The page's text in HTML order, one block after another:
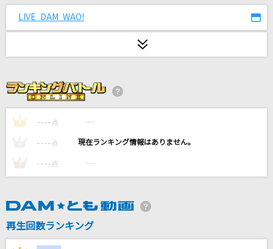
BRB
Butter-Fly
[生音]あふれる涙が伝うとき
津吹みゆ
きゃりーぱみゅぱみゅ
レミオロメン
[生音]ちりぬるを
LIVE DAM WAO!
1 ---- 点 ----
---- 点 ----
3 ---- 点 ----
再生回数ランキング